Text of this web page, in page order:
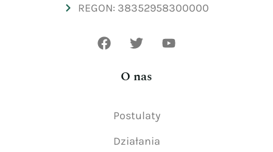
REGON: 38352958300000
O nas
Postulaty
Działania